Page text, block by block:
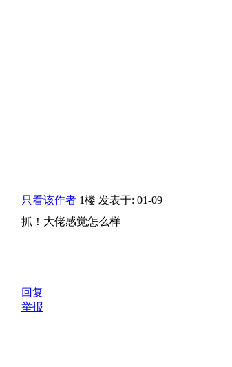
只看该作者 1楼 发表于: 01-09
抓！大佬感觉怎么样
回复
举报